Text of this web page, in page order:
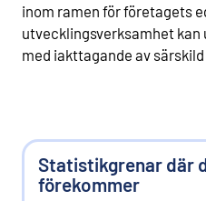
inom ramen för företagets
utvecklingsverksamhet kan
med iakttagande av
Statistikgrenar där
förekommer